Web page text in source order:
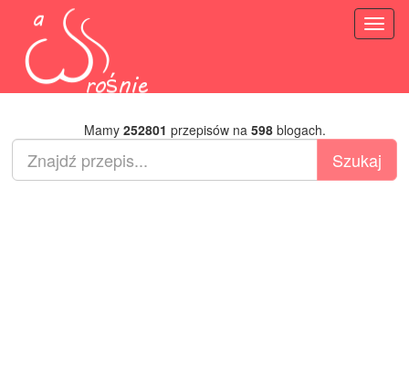
Mamy 252801 przepisów na 598blogach.